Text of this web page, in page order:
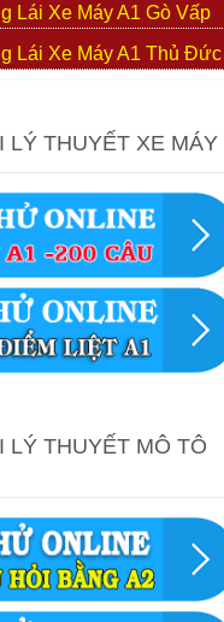
Lái Xe Máy A1 Gò Vấp
Lái Xe Máy A1 Thủ Đức
LÝ THUYẾT XE MÁY
LÝ THUYẾT MÔ TÔ